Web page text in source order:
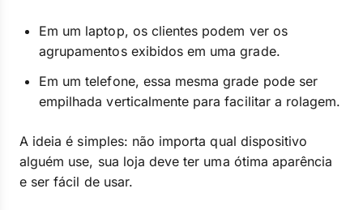
Em um laptop, os clientes podem ver os
agrupamentos exibidos em uma grade.
Em um telefone, essa mesma grade pode ser
empilhada verticalmente para facilitar a rolagem.
A ideia é simples: não importa qual dispositivo
alguém use, sua loja deve ter uma ótima aparência
e ser fácil de usar.